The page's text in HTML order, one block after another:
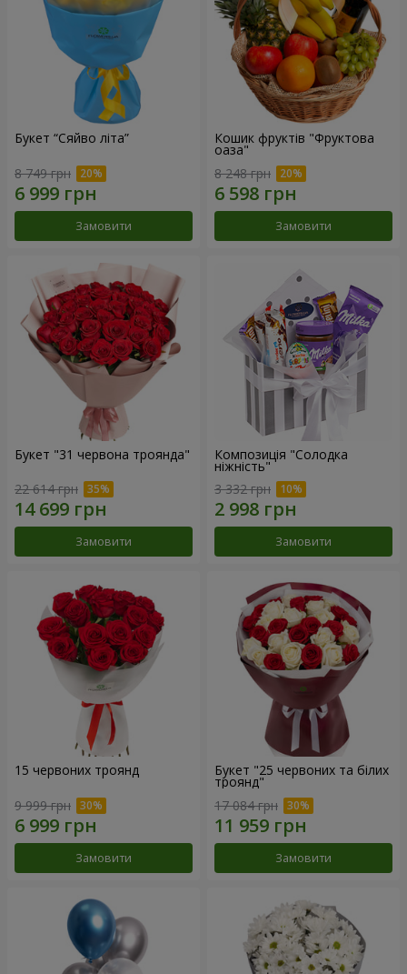
Букет “Сяйво літа”
8 749 грн
Замовити
Кошик фруктів "Фруктова
оаза"
8 248 грн
Замовити
Букет "31 червона троянда"
22 614 грн
Замовити
Композиція "Солодка
ніжність"
3 332 грн
Замовити
15 червоних троянд
9 999 грн
Замовити
Букет "25 червоних та білих
троянд"
17 084 грн
Замовити